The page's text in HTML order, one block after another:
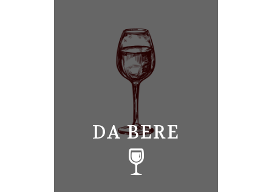
DA BERE